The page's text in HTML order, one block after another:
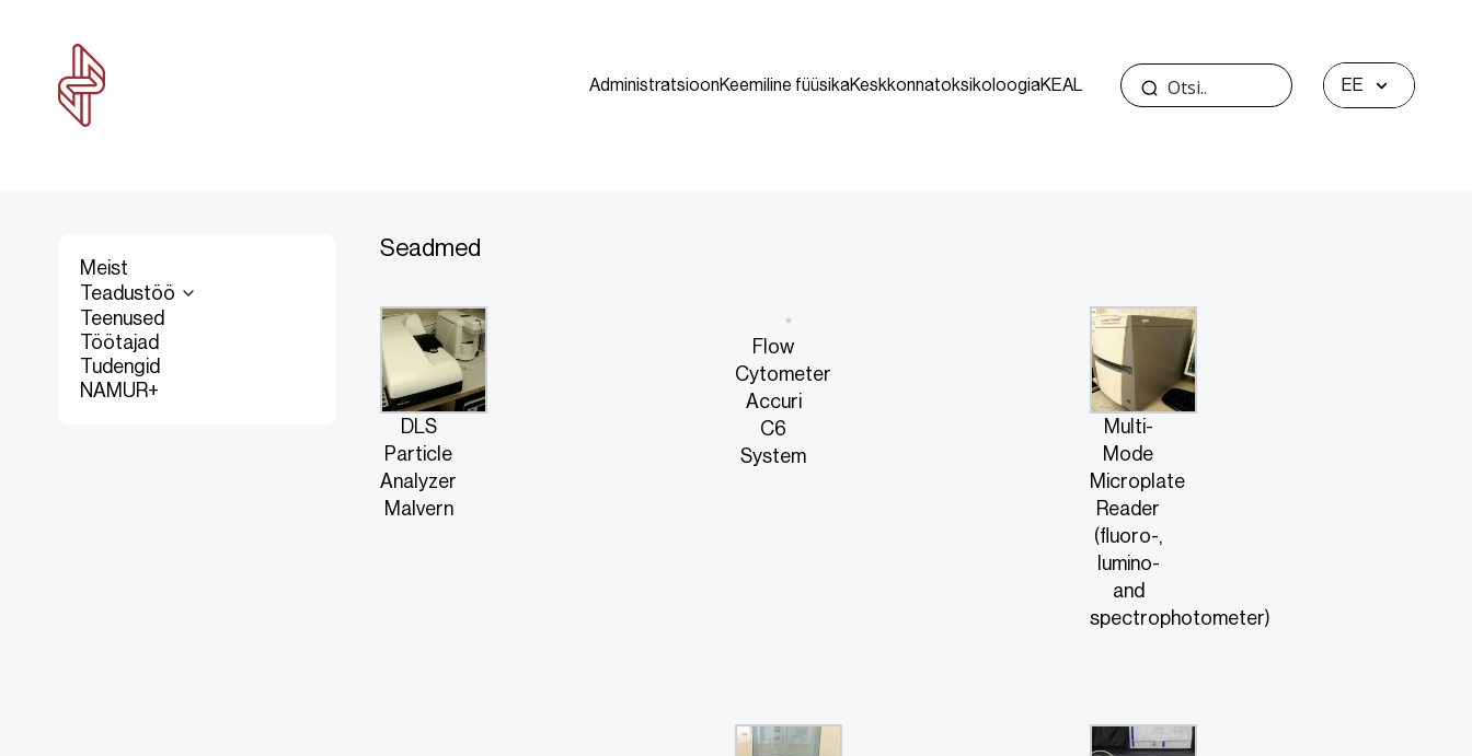
AdministratsioonKeemiline füüsikaKeskkonnatoksikoloogiaKEAL EE
Meist
Teadustöö
Teenused
Töötajad
Tudengid
NAMUR+
Seadmed
DLS
Particle
Analyzer
Malvern
Flow
Cytometer
Accuri
C6
System
Multi-
Mode
Microplate
Reader
(fluoro-,
lumino-
and
spectrophotometer)